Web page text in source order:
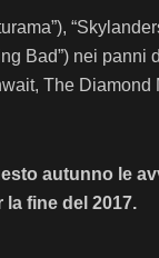
Bad”) nei
The
autunno le
fine del 2017.